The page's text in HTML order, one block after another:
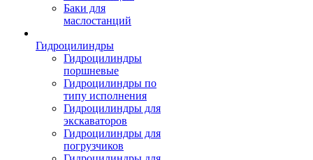
Баки для
маслостанций
Гидроцилиндры
Гидроцилиндры
поршневые
Гидроцилиндры по
типу исполнения
Гидроцилиндры для
экскаваторов
Гидроцилиндры для
погрузчиков